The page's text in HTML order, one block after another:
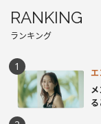
RANKING
ランキング
エ